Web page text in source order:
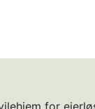
for